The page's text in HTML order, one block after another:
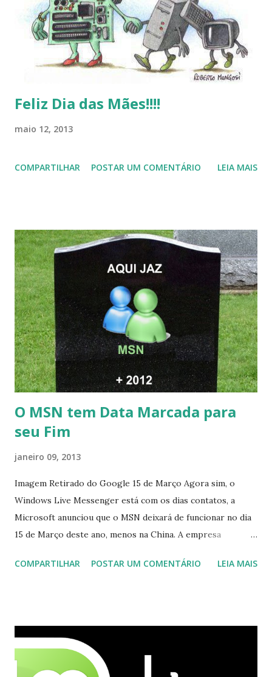
Feliz Dia das Mães!!!!
maio 12, 2013
COMPARTILHAR POSTAR UM COMENTÁRIO LEIA MAIS
O MSN tem Data Marcada para
seu Fim
janeiro 09, 2013
Imagem Retirado do Google 15 de Março Agora sim, o
Windows Live Messenger está com os dias contatos, a
Microsoft anunciou que o MSN deixará de funcionar no dia
15 de Março deste ano, menos na China. A empresa
integrado com o serviço do MSN, segundo a empresa, os
o Windows Live (assim como muitos profissionais de TI) ,
mesmo na versão para Linux, claro, sempre existem outras
opções e o Pidgin, que se mostra como opção.
COMPARTILHAR POSTAR UM COMENTÁRIO LEIA MAIS